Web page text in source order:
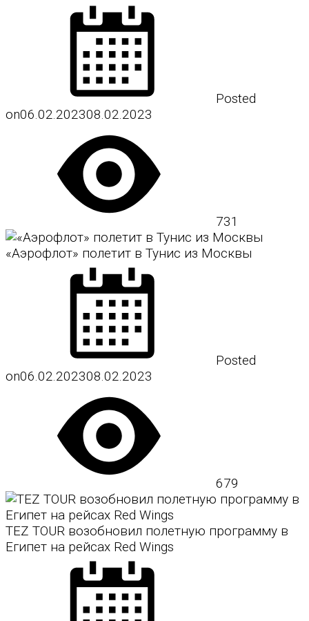
Posted
on06.02.202308.02.2023
731
«Аэрофлот» полетит в Тунис из Москвы
Posted
on06.02.202308.02.2023
679
TEZ TOUR возобновил полетную программу в
Египет на рейсах Red Wings